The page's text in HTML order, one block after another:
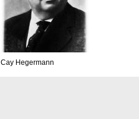
Cay Hegermann